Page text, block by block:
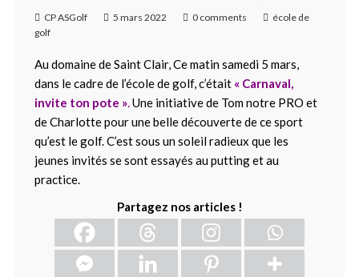
CP ASGolf 5 mars 2022 0 comments
école de
golf
Au domaine de Saint Clair, Ce matin samedi 5 mars,
dans le cadre de l’école de golf, c’était « Carnaval,
invite ton pote ».Une initiative de Tom notre PRO et
de Charlotte pour une belle découverte de ce sport
qu’est le golf. C’est sous un soleil radieux que les
jeunes invités se sont essayés au putting et au
practice.
Partagez nos articles !